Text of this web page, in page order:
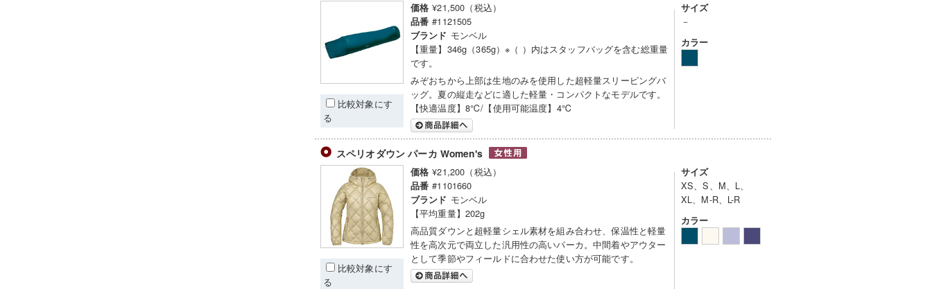
比較対象にす
る
価格 ¥21,500（税込）
品番 #1121505
ブランド モンベル
【重量】346g（365g）※（ ）内はスタッフバッグを含む総重量
です。
みぞおちから上部は生地のみを使用した超軽量スリーピングバ
ッグ。夏の縦走などに適した軽量・コンパクトなモデルです。
【快適温度】8℃/【使用可能温度】4℃
サイズ
－
カラー
スペリオダウン パーカ Women's
比較対象にす
る
価格 ¥21,200（税込）
品番 #1101660
ブランド モンベル
【平均重量】202g
高品質ダウンと超軽量シェル素材を組み合わせ、保温性と軽量
性を高次元で両立した汎用性の高いパーカ。中間着やアウター
として季節やフィールドに合わせた使い方が可能です。
サイズ
XS、S、M、L、
XL、M-R、L-R
カラー